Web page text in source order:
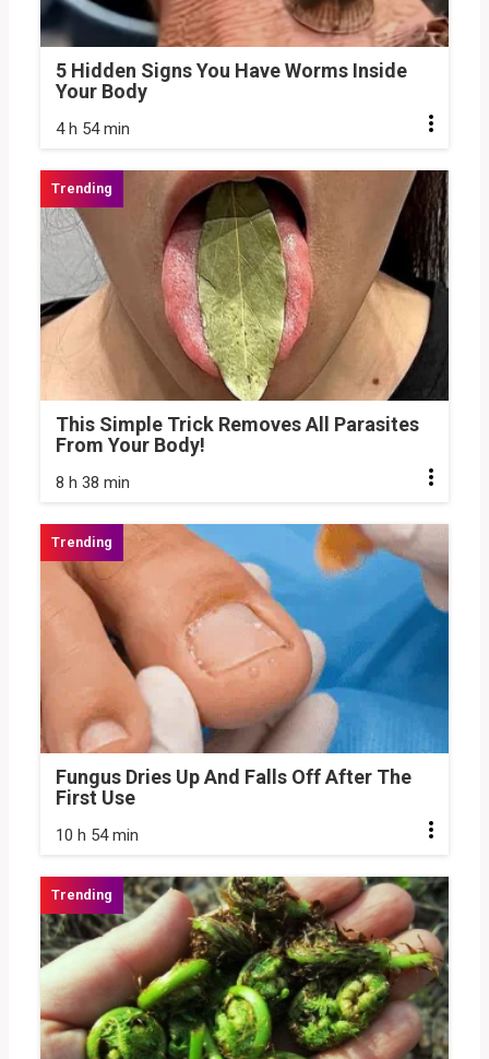
5 Hidden Signs You Have Worms Inside
Your Body
4 h 54 min
This Simple Trick Removes All Parasites
From Your Body!
8 h 38 min
Fungus Dries Up And Falls Off After The
First Use
10 h 54 min